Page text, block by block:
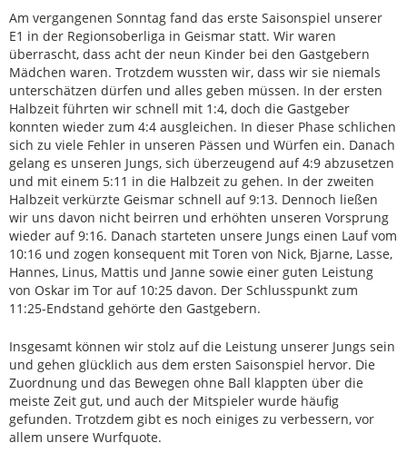
Am vergangenen Sonntag fand das erste Saisonspiel unserer
E1 in der Regionsoberliga in Geismar statt. Wir waren
überrascht, dass acht der neun Kinder bei den Gastgebern
Mädchen waren. Trotzdem wussten wir, dass wir sie niemals
unterschätzen dürfen und alles geben müssen. In der ersten
Halbzeit führten wir schnell mit 1:4, doch die Gastgeber
konnten wieder zum 4:4 ausgleichen. In dieser Phase schlichen
sich zu viele Fehler in unseren Pässen und Würfen ein. Danach
gelang es unseren Jungs, sich überzeugend auf 4:9 abzusetzen
und mit einem 5:11 in die Halbzeit zu gehen. In der zweiten
Halbzeit verkürzte Geismar schnell auf 9:13. Dennoch ließen
wir uns davon nicht beirren und erhöhten unseren Vorsprung
wieder auf 9:16. Danach starteten unsere Jungs einen Lauf vom
10:16 und zogen konsequent mit Toren von Nick, Bjarne, Lasse,
Hannes, Linus, Mattis und Janne sowie einer guten Leistung
von Oskar im Tor auf 10:25 davon. Der Schlusspunkt zum
11:25-Endstand gehörte den Gastgebern.
Insgesamt können wir stolz auf die Leistung unserer Jungs sein
und gehen glücklich aus dem ersten Saisonspiel hervor. Die
Zuordnung und das Bewegen ohne Ball klappten über die
meiste Zeit gut, und auch der Mitspieler wurde häufig
gefunden. Trotzdem gibt es noch einiges zu verbessern, vor
allem unsere Wurfquote.